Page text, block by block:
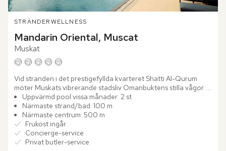
STRÄNDERWELLNESS
Mandarin Oriental, Muscat
Muskat
Vid stranden i det prestigefyllda kvarteret Shatti Al-Qurum
möter Muskats vibrerande stadsliv Omanbuktens stilla vågor.
Här reser sig Mandarin Oriental, Muscat – ett lyxhotell...
Uppvärmd pool vissa månader: 2 st
Närmaste strand/bad: 100 m
Närmaste centrum: 500 m
Frukost ingår
Concierge-service
Privat butler-service